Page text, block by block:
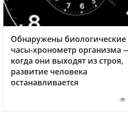
Обнаружены биологические
часы-хронометр организма
когда они выходят из строя,
развитие человека
останавливается